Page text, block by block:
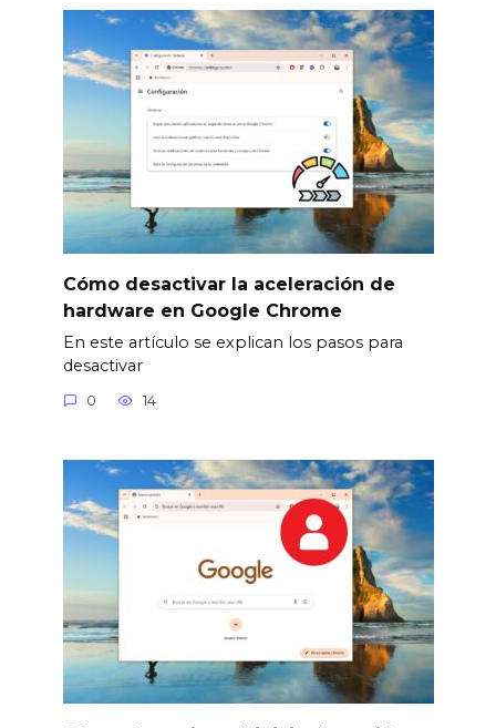
Cómo desactivar la aceleración de
hardware en Google Chrome
En este artículo se explican los pasos para
desactivar
0 14